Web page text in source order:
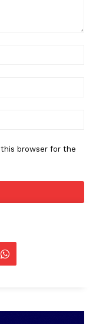
browser for the